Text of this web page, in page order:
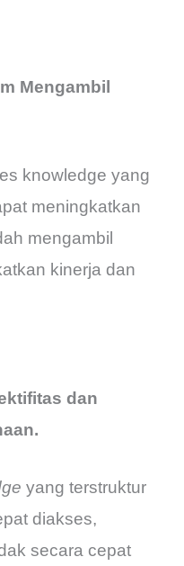
Mengambil
knowledge yang
meningkatkan
mengambil
kinerja dan
dan
yang terstruktur
diakses,
secara cepat